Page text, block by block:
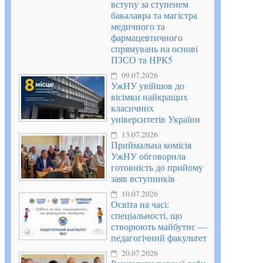
вступу за ступенем
бакалавра та магістра
медичного та
фармацевтичного
спрямувань на основі
ПЗСО та НРК5
09.07.2026
УжНУ увійшов до
вісімки найкращих
класичних
університетів України
13.07.2026
Приймальна комісія
УжНУ обговорила
готовність до прийому
заяв вступників
10.07.2026
Освіта на часі:
спеціальності, що
створюють майбутнє —
педагогічний факультет
20.07.2026